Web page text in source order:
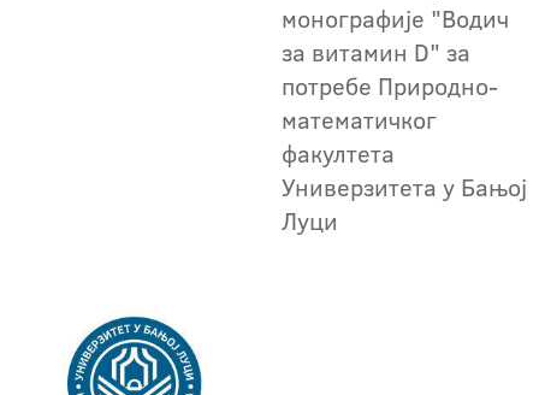
монографије "Водич
за витамин D" за
потребе Природно-
математичког
факултета
Универзитета у Бањој
Луци